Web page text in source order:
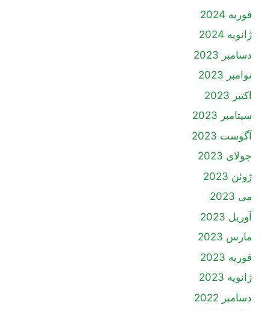
فوریه 2024
ژانویه 2024
دسامبر 2023
نوامبر 2023
اکتبر 2023
سپتامبر 2023
آگوست 2023
جولای 2023
ژوئن 2023
می 2023
آوریل 2023
مارس 2023
فوریه 2023
ژانویه 2023
دسامبر 2022